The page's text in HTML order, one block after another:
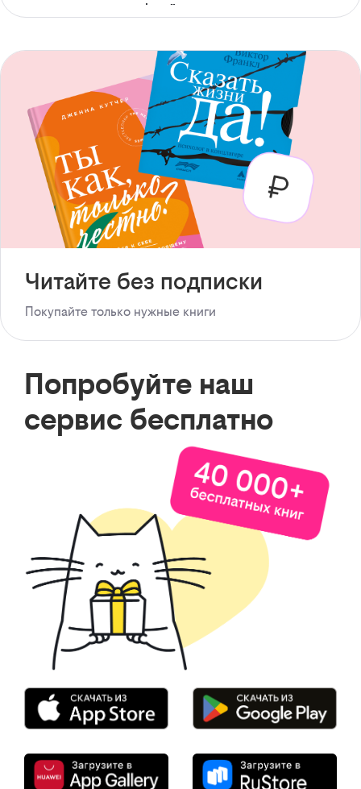
с доступом офлайн
Читайте без подписки
Покупайте только нужные книги
Попробуйте наш
сервис бесплатно